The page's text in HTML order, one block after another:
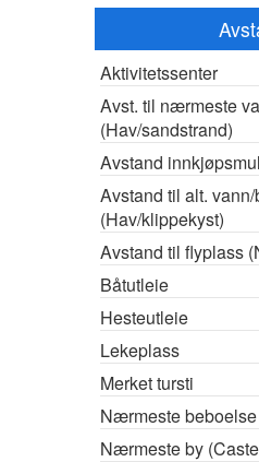
Aktivitetssenter
Avst. til nærmeste
(Hav/sandstrand)
Avstand
Avstand til alt.
(Hav/klippekyst)
Avstand til flyplass
Båtutleie
Hesteutleie
Lekeplass
Merket tursti
Nærmeste beboelse
Nærmeste by